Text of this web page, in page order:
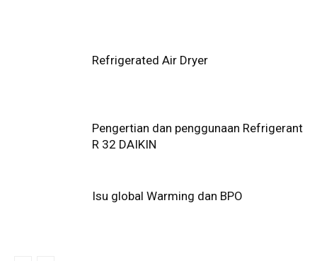
Refrigerated Air Dryer
Pengertian dan penggunaan Refrigerant
R 32 DAIKIN
Isu global Warming dan BPO